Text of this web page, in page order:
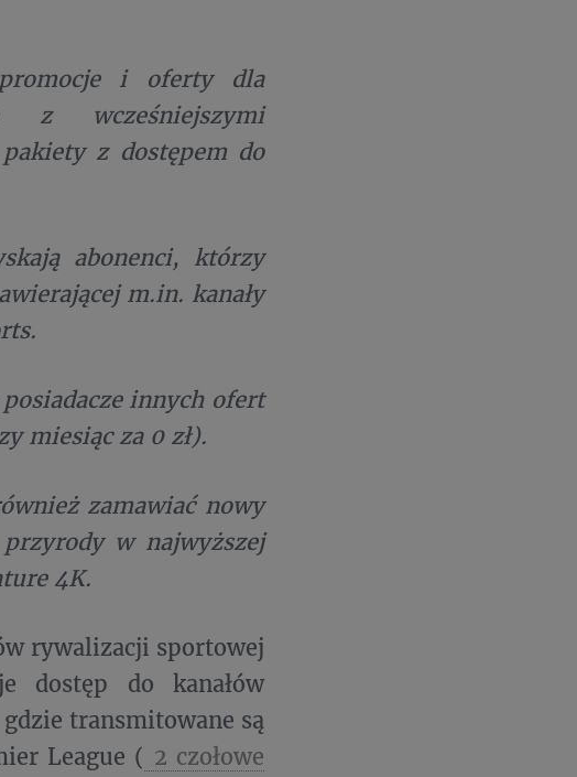
promocje i oferty dla
z wcześniejszymi
z dostępem do
abonenci, którzy
m.in. kanały
innych ofert
miesiąc za 0 zł).
zamawiać nowy
w najwyższej
4K.
rywalizacji sportowej
dostęp do kanałów
transmitowane są
League ( 2 czołowe